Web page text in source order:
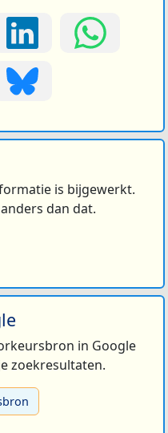
is bijgewerkt.
dan dat.
in Google
zoekresultaten.